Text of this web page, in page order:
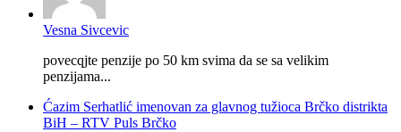
Vesna Sivcevic
povecqjte penzije po 50 km svima da se sa velikim
penzijama...
Ćazim Serhatlić imenovan za glavnog tužioca Brčko distrikta
BiH – RTV Puls Brčko